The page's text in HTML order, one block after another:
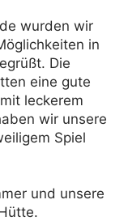
wurden wir
in
Die
eine gute
leckerem
wir unsere
Spiel
und unsere